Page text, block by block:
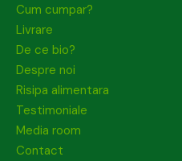
Cum cumpar?
Livrare
De ce bio?
Despre noi
Risipa alimentara
Testimoniale
Media room
Contact